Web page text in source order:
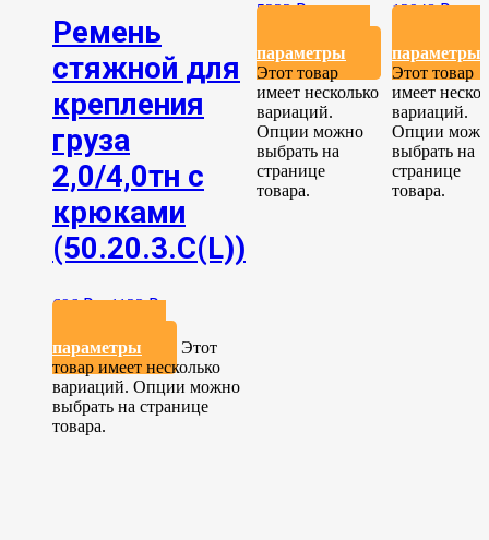
Ремень
стяжной для
крепления
груза
2,0/4,0тн с
крюками
(50.20.3.C(L))
696₽–1123₽
параметры
Этот
товар имеет несколько
вариаций. Опции можно
выбрать на странице
товара.
5233₽
параметры
Этот товар
имеет несколько
вариаций.
Опции можно
выбрать на
странице
товара.
12948₽
параметры
Этот товар
имеет
вариаций.
Опции
выбрать на
странице
товара.